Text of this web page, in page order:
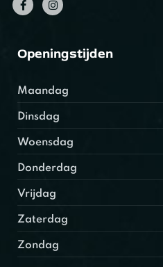
Openingstijden
Maandag
Dinsdag
Woensdag
Donderdag
Vrijdag
Zaterdag
Zondag